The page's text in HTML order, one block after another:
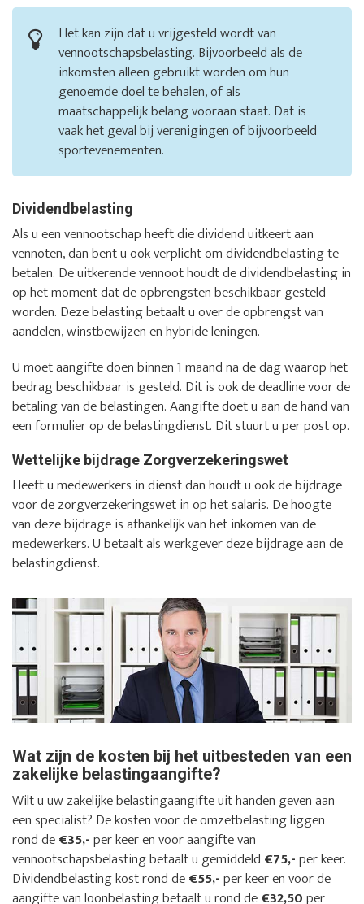
Het kan zijn dat u vrijgesteld wordt van
vennootschapsbelasting. Bijvoorbeeld als de
inkomsten alleen gebruikt worden om hun
genoemde doel te behalen, of als
maatschappelijk belang vooraan staat. Dat is
vaak het geval bij verenigingen of bijvoorbeeld
sportevenementen.
Dividendbelasting
Als u een vennootschap heeft die dividend uitkeert aan
vennoten, dan bent u ook verplicht om dividendbelasting te
betalen. De uitkerende vennoot houdt de dividendbelasting in
op het moment dat de opbrengsten beschikbaar gesteld
worden. Deze belasting betaalt u over de opbrengst van
aandelen, winstbewijzen en hybride leningen.
U moet aangifte doen binnen 1 maand na de dag waarop het
bedrag beschikbaar is gesteld. Dit is ook de deadline voor de
betaling van de belastingen. Aangifte doet u aan de hand van
een formulier op de belastingdienst. Dit stuurt u per post op.
Wettelijke bijdrage Zorgverzekeringswet
Heeft u medewerkers in dienst dan houdt u ook de bijdrage
voor de zorgverzekeringswet in op het salaris. De hoogte
van deze bijdrage is afhankelijk van het inkomen van de
medewerkers. U betaalt als werkgever deze bijdrage aan de
belastingdienst.
Wat zijn de kosten bij het uitbesteden van een
zakelijke belastingaangifte?
Wilt u uw zakelijke belastingaangifte uit handen geven aan
een specialist? De kosten voor de omzetbelasting liggen
rond de€35,-per keer en voor aangifte van
vennootschapsbelasting betaalt u gemiddeld €75,-per keer.
Dividendbelasting kost rond de€55,-per keer en voor de
aangifte van loonbelasting betaalt u rond de€32,50per